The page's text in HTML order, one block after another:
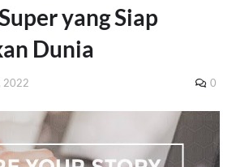
yang Siap
Dunia
2022 0